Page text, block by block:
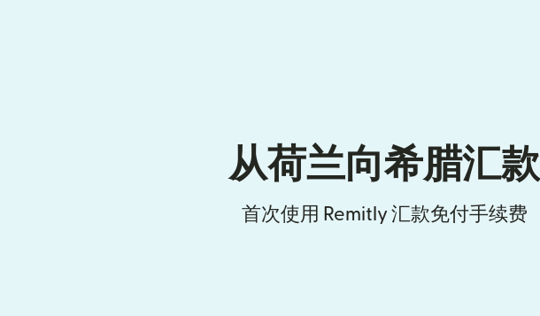
从荷兰向希腊汇款
首次使用 Remitly 汇款免付手续费